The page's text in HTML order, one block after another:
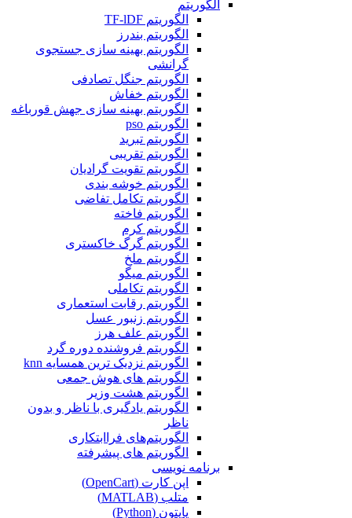
الگوریتم
الگوریتم TF-lDF
الگوریتم بندرز
الگوریتم بهینه سازی جستجوی
گرانشی
الگوریتم جنگل تصادفی
الگوریتم خفاش
الگوریتم بهینه سازی جهش قورباغه
الگوریتم pso
الگوریتم تبرید
الگوریتم تقریبی
الگوریتم تقویت گرادیان
الگوریتم خوشه بندی
الگوریتم تکامل تفاضی
الگوریتم فاخته
الگوریتم کرم
الگوریتم گرگ خاکستری
الگوریتم ملخ
الگوریتم میگو
الگوریتم تکاملی
الگوریتم رقابت استعماری
الگوریتم زنبور عسل
الگوریتم علف هرز
الگوریتم فروشنده دوره گرد
الگوریتم نزدیک ترین همسایه knn
الگوریتم های هوش جمعی
الگوریتم هشت وزیر
الگوریتم یادگیری با ناظر و بدون
ناظر
الگوریتم‌های فراابتکاری
الگوریتم های پیشرفته
برنامه نویسی
اپن کارت (OpenCart)
متلب (MATLAB)
پایتون (Python)